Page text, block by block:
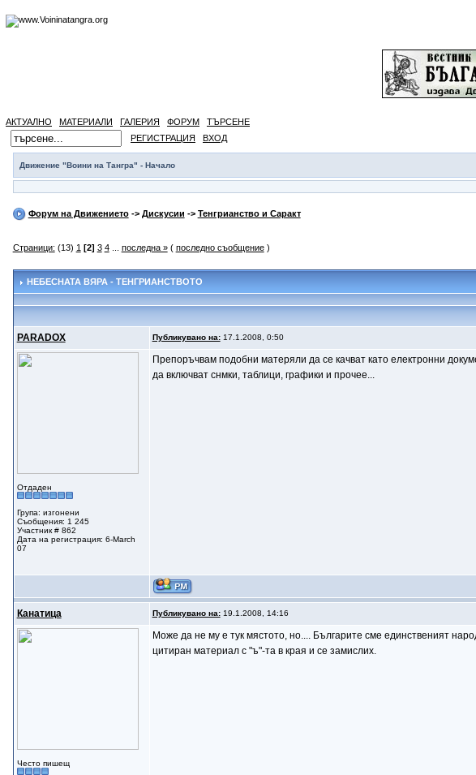
АКТУАЛНО МАТЕРИАЛИ ГАЛЕРИЯ ФОРУМ
ТЪРСЕНЕ
РЕГИСТРАЦИЯ
ВХОД
Движение "Воини на Тангра" - Начало
Форум на Движението-> Дискусии -> Тенгрианство и Саракт
Страници: (13) 1 [2] 3 4... последна »( последно съобщение)
НЕБЕСНАТА ВЯРА - ТЕНГРИАНСТВОТО
PARADOX Публикувано на:17.1.2008, 0:50
Отдаден
Група: изгонени
Съобщения: 1 245
Участник # 862
Дата на регистрация: 6-March
07
Препоръчвам подобни матеряли да се качват като електронни
да включват снмки, таблици, графики и прочее...
Канатица Публикувано на:19.1.2008, 14:16
Често пишещ
Може да не му е тук мястото, но.... Българите сме единственият
цитиран материал с "ъ"-та в края и се замислих.